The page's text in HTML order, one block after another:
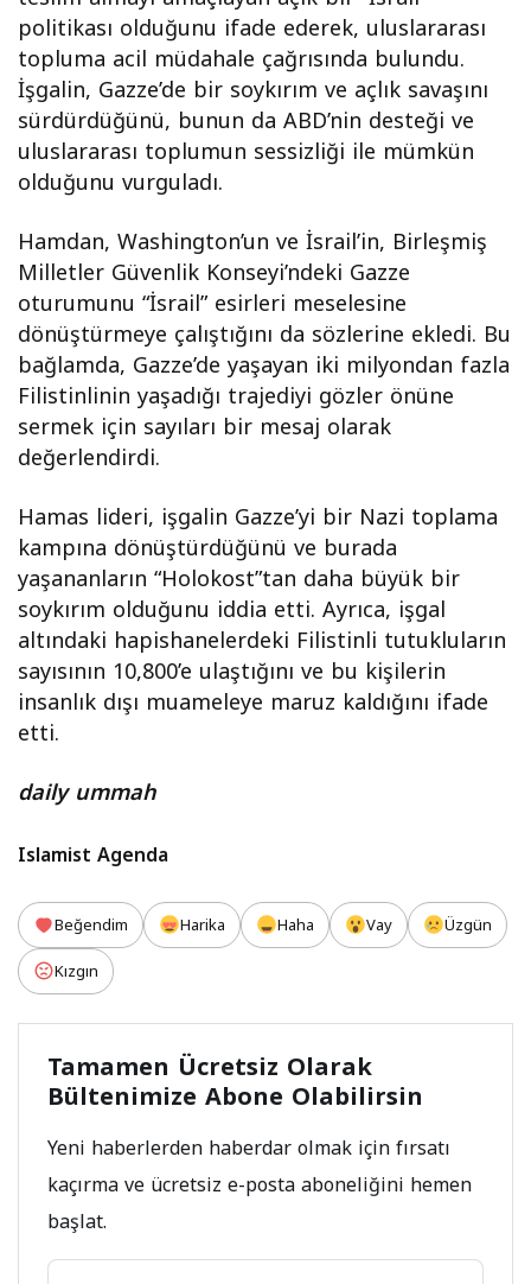
politikası olduğunu ifade ederek, uluslararası
topluma acil müdahale çağrısında bulundu.
İşgalin, Gazze’de bir soykırım ve açlık savaşını
sürdürdüğünü, bunun da ABD’nin desteği ve
uluslararası toplumun sessizliği ile mümkün
olduğunu vurguladı.
Hamdan, Washington’un ve İsrail’in, Birleşmiş
Milletler Güvenlik Konseyi’ndeki Gazze
oturumunu “İsrail” esirleri meselesine
dönüştürmeye çalıştığını da sözlerine ekledi. Bu
bağlamda, Gazze’de yaşayan iki milyondan fazla
Filistinlinin yaşadığı trajediyi gözler önüne
sermek için sayıları bir mesaj olarak
değerlendirdi.
Hamas lideri, işgalin Gazze’yi bir Nazi toplama
kampına dönüştürdüğünü ve burada
yaşananların “Holokost”tan daha büyük bir
soykırım olduğunu iddia etti. Ayrıca, işgal
altındaki hapishanelerdeki Filistinli tutukluların
sayısının 10,800’e ulaştığını ve bu kişilerin
insanlık dışı muameleye maruz kaldığını ifade
etti.
daily ummah
Islamist Agenda
Beğendim Harika Haha Vay
Üzgün
Kızgın
Tamamen Ücretsiz Olarak
Bültenimize Abone Olabilirsin
Yeni haberlerden haberdar olmak için fırsatı
kaçırma ve ücretsiz e-posta aboneliğini hemen
başlat.